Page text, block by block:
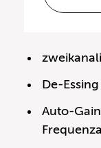
De-
Auto-